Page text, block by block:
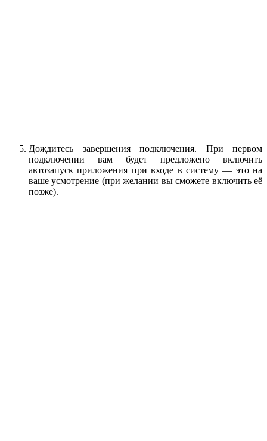
Дождитесь завершения подключения. При первом
подключении вам будет предложено включить
автозапуск приложения при входе в систему — это на
ваше усмотрение (при желании вы сможете включить её
позже).